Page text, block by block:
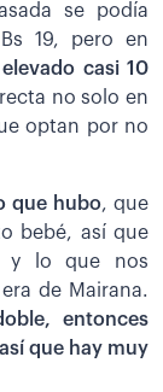
se podía
19, pero en
casi 10
no solo en
optan por no
que hubo, que
bebé, así que
y lo que nos
de Mairana.
entonces
que hay muy